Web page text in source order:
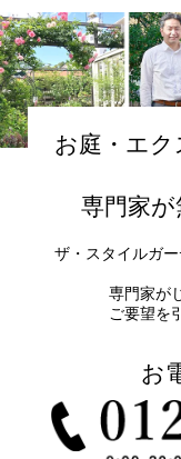
お庭・エ
専門家
ザ・スタイルガ
専門家が
ご要望を
お